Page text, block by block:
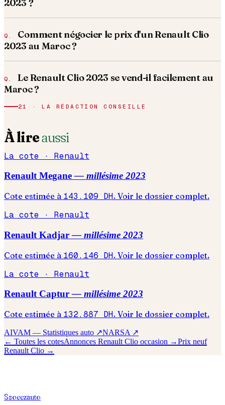
2023 ?
Comment négocier le prix d'un Renault Clio
2023 au Maroc ?
Le Renault Clio 2023 se vend-il facilement au
Maroc ?
21 · LA RÉDACTION CONSEILLE
À lireaussi
La cote · Renault
Renault Megane — millésime2023
Cote estimée à 143.109 DH. Voir le dossier complet.
La cote · Renault
Renault Kadjar — millésime 2023
Cote estimée à 160.146 DH. Voir le dossier complet.
La cote · Renault
Renault Captur — millésime2023
Cote estimée à 132.887 DH. Voir le dossier complet.
AIVAM — Statistiques auto ↗NARSA ↗
← Toutes les cotesAnnonces Renault Clio occasion →Prix neuf
Renault Clio →
Ssoeezauto